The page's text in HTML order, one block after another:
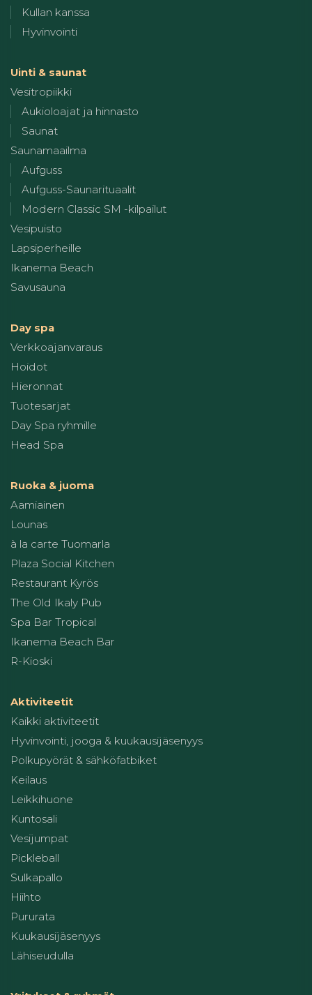
Kullan kanssa
Hyvinvointi
Uinti & saunat
Vesitropiikki
Aukioloajat ja hinnasto
Saunat
Saunamaailma
Aufguss
Aufguss-Saunarituaalit
Modern Classic SM -kilpailut
Vesipuisto
Lapsiperheille
Ikanema Beach
Savusauna
Day spa
Verkkoajanvaraus
Hoidot
Hieronnat
Tuotesarjat
Day Spa ryhmille
Head Spa
Ruoka & juoma
Aamiainen
Lounas
à la carte Tuomarla
Plaza Social Kitchen
Restaurant Kyrös
The Old Ikaly Pub
Spa Bar Tropical
Ikanema Beach Bar
R-Kioski
Aktiviteetit
Kaikki aktiviteetit
Hyvinvointi, jooga & kuukausijäsenyys
Polkupyörät & sähköfatbiket
Keilaus
Leikkihuone
Kuntosali
Vesijumpat
Pickleball
Sulkapallo
Hiihto
Pururata
Kuukausijäsenyys
Lähiseudulla